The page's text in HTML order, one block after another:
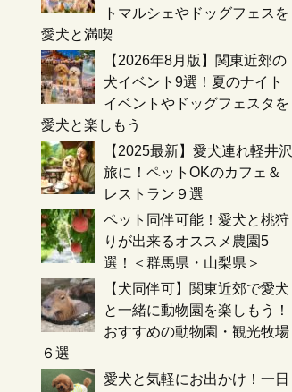
トマルシェやドッグフェスを
愛犬と満喫
【2026年8月版】関東近郊の
犬イベント9選！夏のナイト
イベントやドッグフェスタを
愛犬と楽しもう
【2025最新】愛犬連れ軽井沢
旅に！ペットOKのカフェ＆
レストラン９選
ペット同伴可能！愛犬と桃狩
りが出来るオススメ農園5
選！＜群馬県・山梨県＞
【犬同伴可】関東近郊で愛犬
と一緒に動物園を楽しもう！
おすすめの動物園・観光牧場
６選
愛犬と気軽にお出かけ！一日